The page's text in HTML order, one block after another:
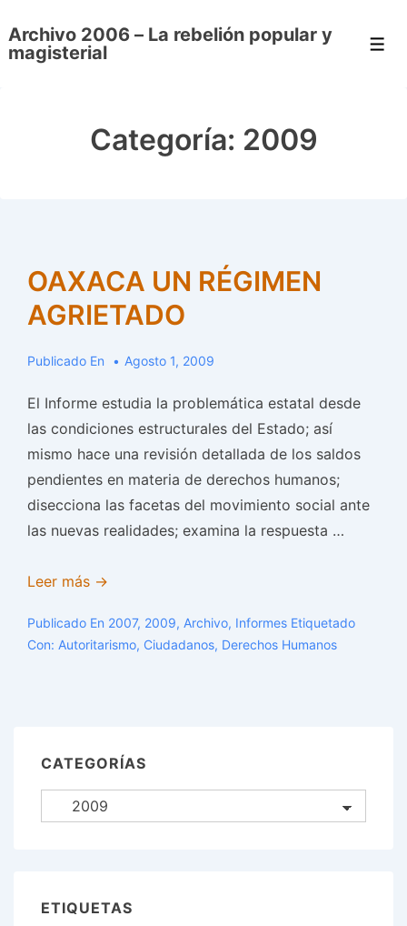
Saltar
al
Archivo 2006 – La rebelión popular y
magisterial
Categoría: 2009
OAXACA UN RÉGIMEN
AGRIETADO
Publicado En Agosto 1, 2009
El Informe estudia la problemática estatal desde
las condiciones estructurales del Estado; así
mismo hace una revisión detallada de los saldos
pendientes en materia de derechos humanos;
disecciona las facetas del movimiento social ante
las nuevas realidades; examina la respuesta …
OAXACA
RÉGIMEN
Leer más →
Publicado En 2007, 2009, Archivo, Informes Etiquetado
Con: Autoritarismo, Ciudadanos, Derechos Humanos
CATEGORÍAS
Categorías
ETIQUETAS